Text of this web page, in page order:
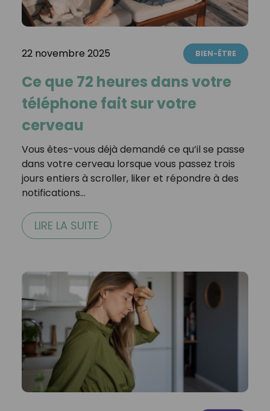
22 novembre 2025 BIEN-ÊTRE
Ce que 72 heures dans votre
téléphone fait sur votre
cerveau
Vous êtes-vous déjà demandé ce qu’il se passe
dans votre cerveau lorsque vous passez trois
jours entiers à scroller, liker et répondre à des
notifications…
LIRE LA SUITE